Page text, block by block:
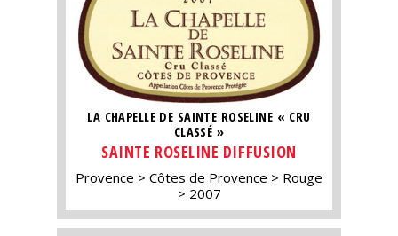
LA CHAPELLE DE SAINTE ROSELINE « CRU
CLASSÉ »
SAINTE ROSELINE DIFFUSION
Provence Côtes de Provence
Rouge
2007